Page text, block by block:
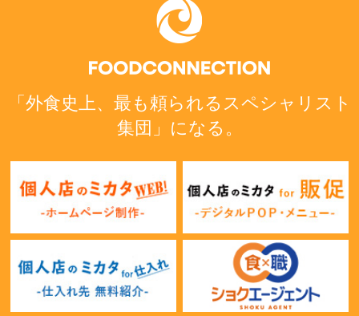
「外食史上、最も頼られるスペシャリスト
集団」になる。